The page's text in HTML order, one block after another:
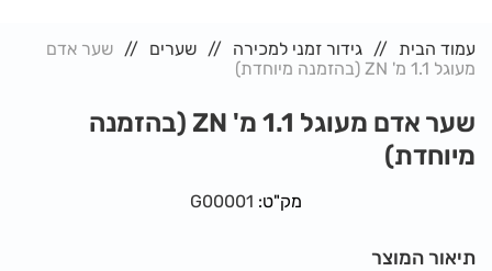
עמוד הבית גידור זמני למכירה שערים
שער אדם
מעוגל 1.1 מ' ZN (בהזמנה מיוחדת)
שער אדם מעוגל 1.1 מ' ZN (בהזמנה
מיוחדת)
מק"ט: G00001
תיאור המוצר